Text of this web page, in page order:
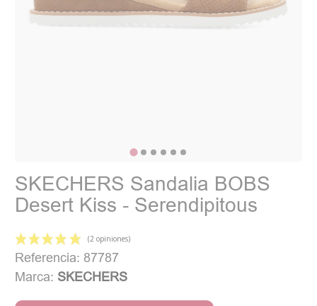
SKECHERS Sandalia BOBS
Desert Kiss - Serendipitous
Referencia: 87787
Marca: SKECHERS